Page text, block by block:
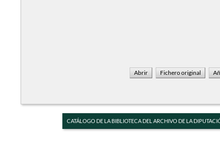
CATÁLOGO DE LA BIBLIOTECA DEL ARCHIVO DE LA